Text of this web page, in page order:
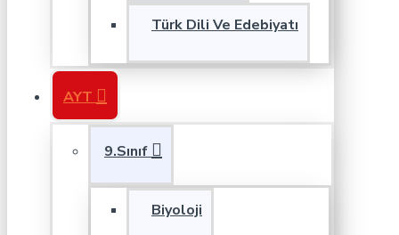
Türk Dili Ve Edebiyatı
AYT
9.Sınıf
Biyoloji